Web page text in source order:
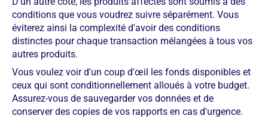
conditions que vous voudrez suivre séparément. Vous
éviterez ainsi la complexité d'avoir des conditions
distinctes pour chaque transaction mélangées à tous vos
autres produits.
Vous voulez voir d'un coup d'œil les fonds disponibles et
ceux qui sont conditionnellement alloués à votre budget.
Assurez-vous de sauvegarder vos données et de
conserver des copies de vos rapports en cas d'urgence.